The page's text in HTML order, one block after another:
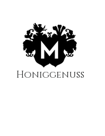
Honiggenuss